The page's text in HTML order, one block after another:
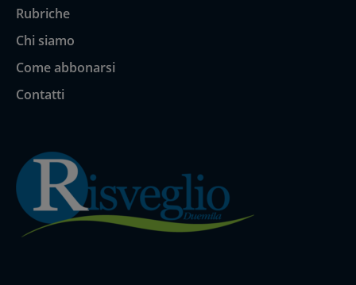
Rubriche
Chi siamo
Come abbonarsi
Contatti